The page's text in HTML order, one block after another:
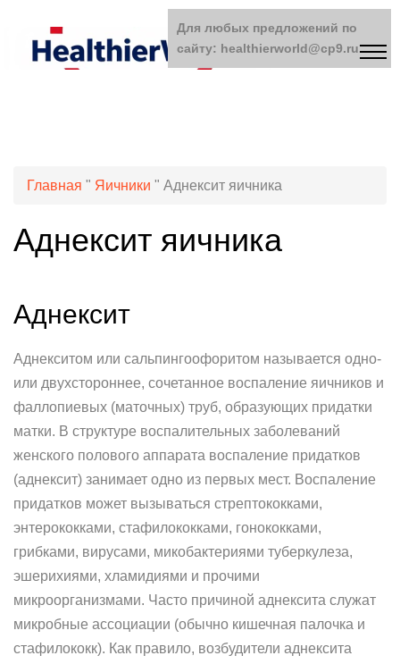
Главная " Яичники " Аднексит яичника
Аднексит яичника
Аднексит
Аднекситом или сальпингоофоритом называется одно-
или двухстороннее, сочетанное воспаление яичников и
фаллопиевых (маточных) труб, образующих придатки
матки. В структуре воспалительных заболеваний
женского полового аппарата воспаление придатков
(аднексит) занимает одно из первых мест. Воспаление
придатков может вызываться стрептококками,
энтерококками, стафилококками, гонококками,
грибками, вирусами, микобактериями туберкулеза,
эшерихиями, хламидиями и прочими
микроорганизмами. Часто причиной аднексита служат
микробные ассоциации (обычно кишечная палочка и
стафилококк). Как правило, возбудители аднексита
Для любых предложений по
сайту: healthierworld@cp9.ru